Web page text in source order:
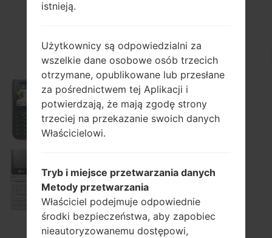
A100
A100GO
A130
istnieją.
Użytkownicy są odpowiedzialni za
wszelkie dane osobowe osób trzecich
otrzymane, opublikowane lub przesłane
za pośrednictwem tej Aplikacji i
potwierdzają, że mają zgodę strony
trzeciej na przekazanie swoich danych
Właścicielowi.
Tryb i miejsce przetwarzania danych
Metody przetwarzania
Właściciel podejmuje odpowiednie
środki bezpieczeństwa, aby zapobiec
nieautoryzowanemu dostępowi,